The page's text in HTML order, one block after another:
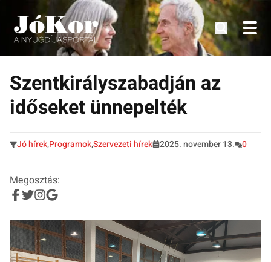
Tovább
tartalomra
Tudnivalók, érdekességek idősek számára.
Szentkirályszabadján az
időseket ünnepelték
Jó hírek,Programok,Szervezeti hírek 2025. november 13. 0
Megosztás: